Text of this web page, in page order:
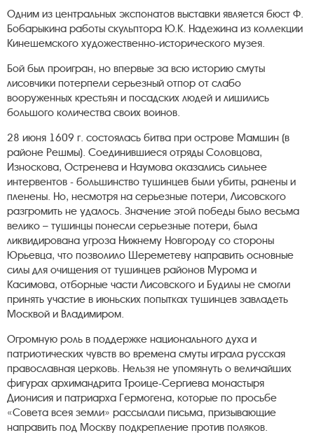
Одним из центральных экспонатов выставки является бюст Ф.
Бобарыкина работы скульптора Ю.К. Надежина из коллекции
Кинешемского художественно-исторического музея.
Бой был проигран, но впервые за всю историю смуты
лисовчики потерпели серьезный отпор от слабо
вооруженных крестьян и посадских людей и лишились
большого количества своих воинов.
28 июня 1609 г. состоялась битва при острове Мамшин (в
районе Решмы). Соединившиеся отряды Соловцова,
Износкова, Остренева и Наумова оказались сильнее
интервентов - большинство тушинцев были убиты, ранены и
пленены. Но, несмотря на серьезные потери, Лисовского
разгромить не удалось. Значение этой победы было весьма
велико – тушинцы понесли серьезные потери, была
ликвидирована угроза Нижнему Новгороду со стороны
Юрьевца, что позволило Шереметеву направить основные
силы для очищения от тушинцев районов Мурома и
Касимова, отборные части Лисовского и Будилы не смогли
принять участие в июньских попытках тушинцев завладеть
Москвой и Владимиром.
Огромную роль в поддержке национального духа и
патриотических чувств во времена смуты играла русская
православная церковь. Нельзя не упомянуть о величайших
фигурах архимандрита Троице-Сергиева монастыря
Дионисия и патриарха Гермогена, которые по просьбе
«Совета всея земли» рассылали письма, призывающие
направить под Москву подкрепление против поляков.